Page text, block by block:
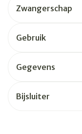
Zwangerschap
Gebruik
Gegevens
Bijsluiter